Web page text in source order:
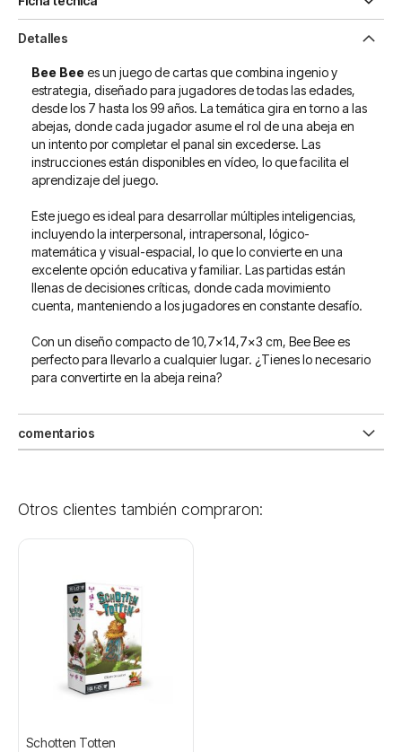
Detalles
Bee Bee es un juego de cartas que combina ingenio y
estrategia, diseñado para jugadores de todas las edades,
desde los 7 hasta los 99 años. La temática gira en torno a las
abejas, donde cada jugador asume el rol de una abeja en
un intento por completar el panal sin excederse. Las
instrucciones están disponibles en vídeo, lo que facilita el
aprendizaje del juego.
Este juego es ideal para desarrollar múltiples inteligencias,
incluyendo la interpersonal, intrapersonal, lógico-
matemática y visual-espacial, lo que lo convierte en una
excelente opción educativa y familiar. Las partidas están
llenas de decisiones críticas, donde cada movimiento
cuenta, manteniendo a los jugadores en constante desafío.
Con un diseño compacto de 10,7x14,7x3 cm, Bee Bee es
perfecto para llevarlo a cualquier lugar. ¿Tienes lo necesario
para convertirte en la abeja reina?
comentarios
Otros clientes también compraron:
Schotten Totten